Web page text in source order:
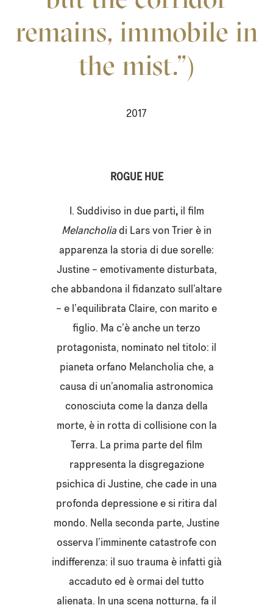
remains, immobile in
the mist.”)
2017
ROGUE HUE
I. Suddiviso in due parti, il film
Melancholia di Lars von Trier è in
apparenza la storia di due sorelle:
Justine – emotivamente disturbata,
che abbandona il fidanzato sull’altare
– e l’equilibrata Claire, con marito e
figlio. Ma c’è anche un terzo
protagonista, nominato nel titolo: il
pianeta orfano Melancholia che, a
causa di un’anomalia astronomica
conosciuta come la danza della
morte, è in rotta di collisione con la
Terra. La prima parte del film
rappresenta la disgregazione
psichica di Justine, che cade in una
profonda depressione e si ritira dal
mondo. Nella seconda parte, Justine
osserva l’imminente catastrofe con
indifferenza: il suo trauma è infatti già
accaduto ed è ormai del tutto
alienata. In una scena notturna, fa il